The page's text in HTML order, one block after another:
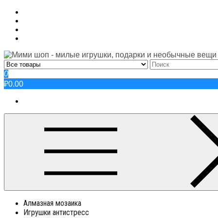
Skip
content
0
₽0.00
Алмазная мозаика
Игрушки антистресс